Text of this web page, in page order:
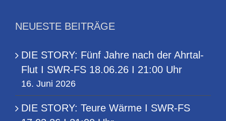
NEUESTE BEITRÄGE
DIE STORY: Fünf Jahre nach der Ahrtal-
Flut I SWR-FS 18.06.26 I 21:00 Uhr
16. Juni 2026
DIE STORY: Teure Wärme I SWR-FS